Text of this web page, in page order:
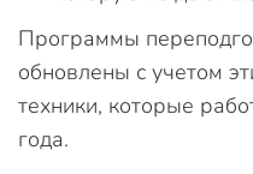
Программы
обновлены с учетом
техники, которые
года.